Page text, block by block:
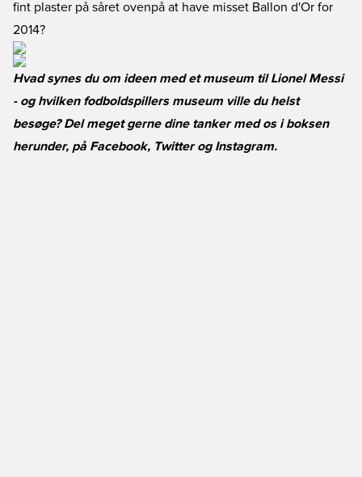
fint plaster på såret ovenpå at have misset Ballon d'Or for
2014?
Hvad synes du om ideen med et museum til Lionel Messi
- og hvilken fodboldspillers museum ville du helst
besøge? Del meget gerne dine tanker med os i boksen
herunder, på Facebook, TwitterogInstagram.